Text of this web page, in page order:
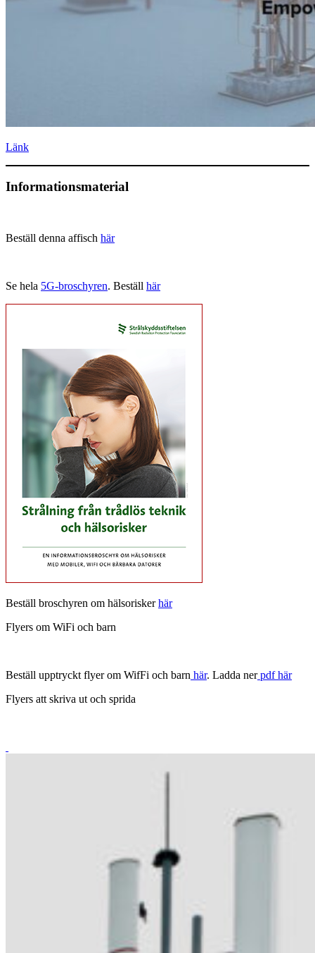
Länk
Informationsmaterial
Beställ denna affisch här
Se hela 5G-broschyren. Beställ här
Beställ broschyren om hälsoriskerhär
Flyers om WiFi och barn
Beställ upptryckt flyer om WifFi och barn här. Ladda nerpdf här
Flyers att skriva ut och sprida